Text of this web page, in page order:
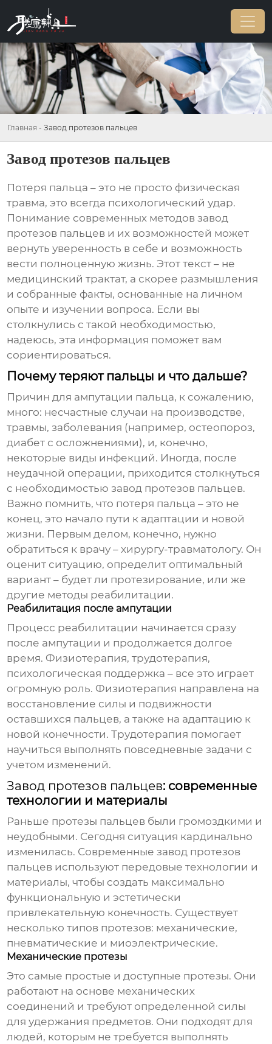
Главная - Завод протезов пальцев
Завод протезов пальцев
Потеря пальца – это не просто физическая
травма, это всегда психологический удар.
Понимание современных методовзавод
протезов пальцев и их возможностей может
вернуть уверенность в себе и возможность
вести полноценную жизнь. Этот текст – не
медицинский трактат, а скорее размышления
и собранные факты, основанные на личном
опыте и изучении вопроса. Если вы
столкнулись с такой необходимостью,
надеюсь, эта информация поможет вам
сориентироваться.
Почему теряют пальцы и что дальше?
Причин для ампутации пальца, к сожалению,
много: несчастные случаи на производстве,
травмы, заболевания (например, остеопороз,
диабет с осложнениями), и, конечно,
некоторые виды инфекций. Иногда, после
неудачной операции, приходится столкнуться
с необходимостьюзавод протезов пальцев.
Важно помнить, что потеря пальца – это не
конец, это начало пути к адаптации и новой
жизни. Первым делом, конечно, нужно
обратиться к врачу – хирургу-травматологу. Он
оценит ситуацию, определит оптимальный
вариант – будет ли протезирование, или же
другие методы реабилитации.
Реабилитация после ампутации
Процесс реабилитации начинается сразу
после ампутации и продолжается долгое
время. Физиотерапия, трудотерапия,
психологическая поддержка – все это играет
огромную роль. Физиотерапия направлена на
восстановление силы и подвижности
оставшихся пальцев, а также на адаптацию к
новой конечности. Трудотерапия помогает
научиться выполнять повседневные задачи с
учетом изменений.
Завод протезов пальцев: современные
технологии и материалы
Раньше протезы пальцев были громоздкими и
неудобными. Сегодня ситуация кардинально
изменилась. Современныезавод протезов
пальцев используют передовые технологии и
материалы, чтобы создать максимально
функциональную и эстетически
привлекательную конечность. Существует
несколько типов протезов: механические,
пневматические и миоэлектрические.
Механические протезы
Это самые простые и доступные протезы. Они
работают на основе механических
соединений и требуют определенной силы
для удержания предметов. Они подходят для
людей, которым не требуется выполнять